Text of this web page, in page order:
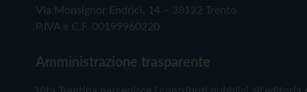
Via Monsignor Endrici, 14 – 38122 Trento
P.IVA e C.F. 00199960220
Amministrazione trasparente